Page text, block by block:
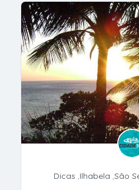
Dicas ,Ilhabela ,São